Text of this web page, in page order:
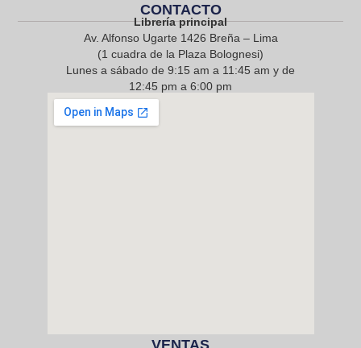
CONTACTO
Librería principal
Av. Alfonso Ugarte 1426 Breña – Lima
(1 cuadra de la Plaza Bolognesi)
Lunes a sábado de 9:15 am a 11:45 am y de
12:45 pm a 6:00 pm
968 217 912
VENTAS